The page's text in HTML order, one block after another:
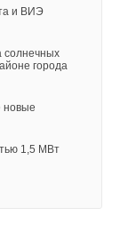
и ВИЭ
солнечных
города
новые
1,5 МВт